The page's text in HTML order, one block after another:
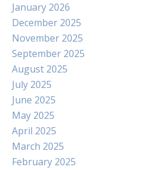
January 2026
December 2025
November 2025
September 2025
August 2025
July 2025
June 2025
May 2025
April 2025
March 2025
February 2025